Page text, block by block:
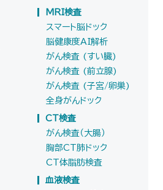
MRI検査
スマート脳ドック
脳健康度AI解析
がん検査 (すい臓)
がん検査 (前立腺)
がん検査 (子宮/卵巣)
全身がんドック
CT検査
がん検査（大腸）
胸部CT肺ドック
CT体脂肪検査
血液検査